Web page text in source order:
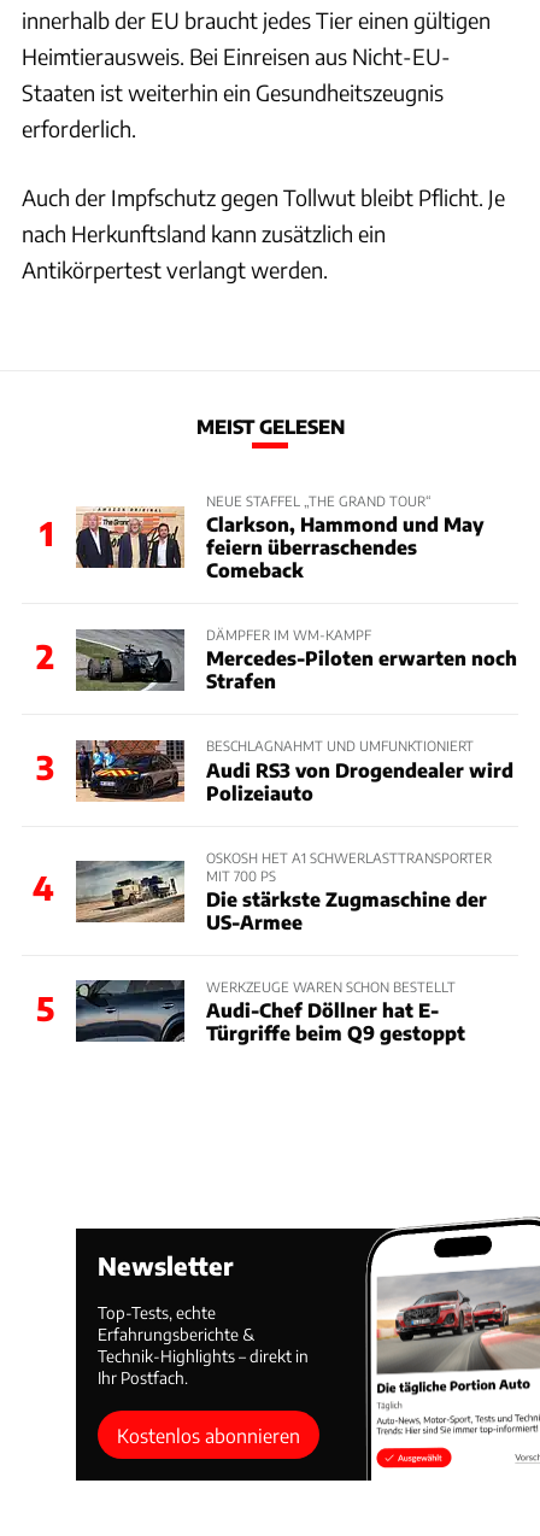
innerhalb der EU braucht jedes Tier einen gültigen
Heimtierausweis. Bei Einreisen aus Nicht-EU-
Staaten ist weiterhin ein Gesundheitszeugnis
erforderlich.
Auch der Impfschutz gegen Tollwut bleibt Pflicht. Je
nach Herkunftsland kann zusätzlich ein
Antikörpertest verlangt werden.
MEIST GELESEN
1
NEUE STAFFEL „THE GRAND TOUR“
Clarkson, Hammond und May
feiern überraschendes
Comeback
2
DÄMPFER IM WM-KAMPF
Mercedes-Piloten erwarten noch
Strafen
3
BESCHLAGNAHMT UND UMFUNKTIONIERT
Audi RS3 von Drogendealer wird
Polizeiauto
4
OSKOSH HET A1 SCHWERLASTTRANSPORTER
MIT 700 PS
Die stärkste Zugmaschine der
US-Armee
5
WERKZEUGE WAREN SCHON BESTELLT
Audi-Chef Döllner hat E-
Türgriffe beim Q9 gestoppt
Newsletter
Top-Tests, echte
Erfahrungsberichte &
Technik-Highlights – direkt in
Ihr Postfach.
Kostenlos abonnieren